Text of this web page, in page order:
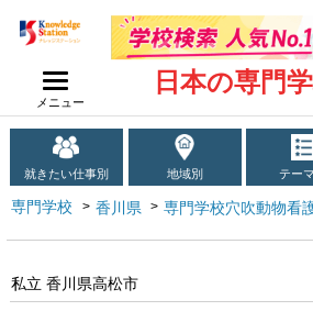
メニュー
日本の専門
就きたい仕事別 地域別 テー
専門学校 香川県 専門学校穴吹動物看
私立 香川県高松市